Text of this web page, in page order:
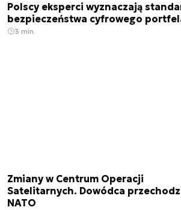
Polscy eksperci wyznaczają
bezpieczeństwa cyfrowego
3 min.
Zmiany w Centrum Operacji
Satelitarnych. Dowódca
NATO